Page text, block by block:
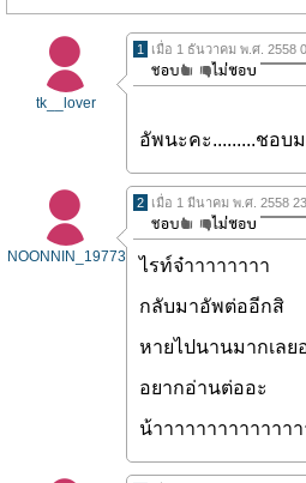
tk__lover
1 เมื่อ 1 ธันวาคม พ.ศ. 2558
อัพนะคะ.........ชอบม
NOONNIN_19773
2 เมื่อ 1 มีนาคม พ.ศ. 2558
ไรท์จ๋าาาาาาาา
กลับมาอัพต่ออีกสิ
หายไปนานมากเลย
อยากอ่านต่ออะ
น้าาาาาาาาาาาาาา